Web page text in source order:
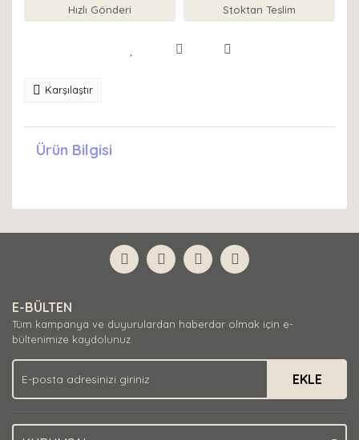
Hızlı Gönderi Stoktan Teslim
Karşılaştır
Ürün Bilgisi
E-BÜLTEN
Tüm kampanya ve duyurulardan haberdar olmak için e-
bültenimize kaydolunuz.
EKLE